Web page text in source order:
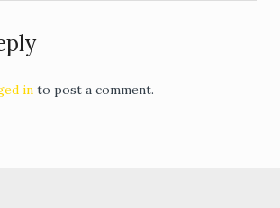
in to post a comment.